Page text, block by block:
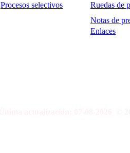
Procesos selectivos
Ruedas de
Notas de
Enlaces